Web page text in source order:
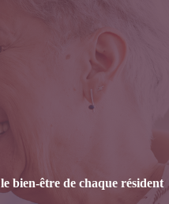
bien-être de chaque résident